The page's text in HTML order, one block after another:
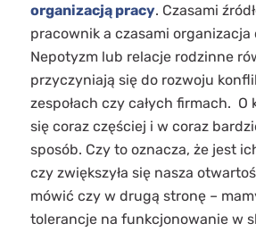
organizacją pracy. Czasami
pracownik a czasami organizacja
Nepotyzm lub relacje rodzinne
przyczyniają się do rozwoju
zespołach czy całych firmach.
się coraz częściej i w coraz
sposób. Czy to oznacza, że jest
czy zwiększyła się nasza
mówić czy w drugą stronę –
tolerancje na funkcjonowanie w